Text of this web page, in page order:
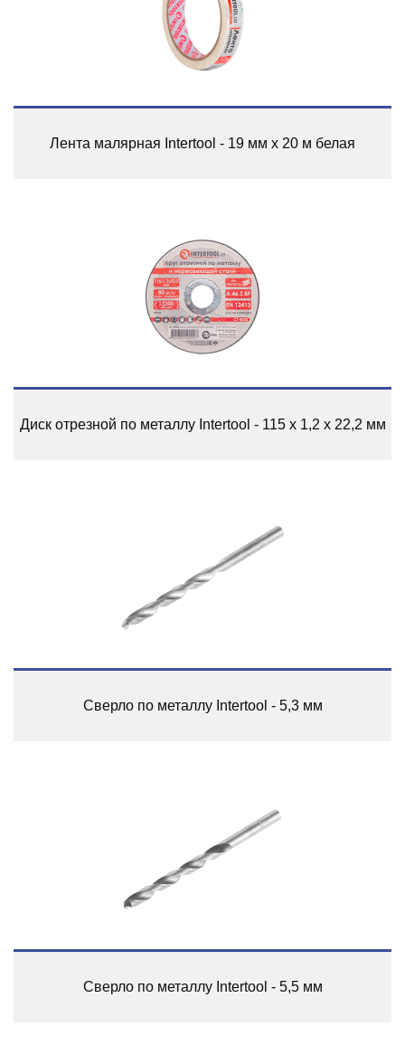
Лента малярная Intertool - 19 мм x 20 м белая
Диск отрезной по металлу Intertool - 115 х 1,2 х 22,2 мм
Сверло по металлу Intertool - 5,3 мм
Сверло по металлу Intertool - 5,5 мм